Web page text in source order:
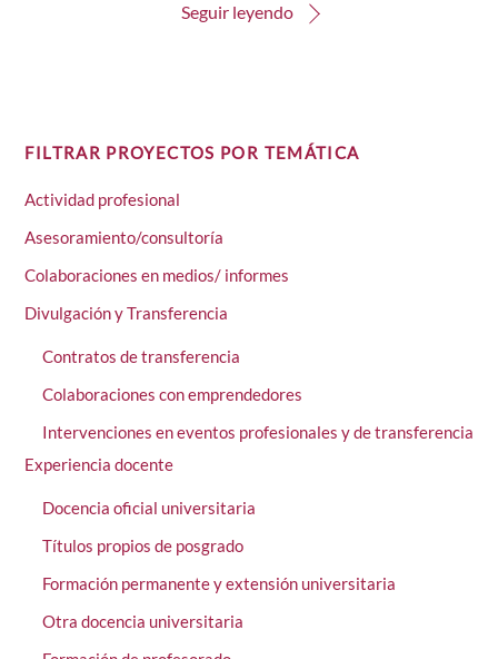
Seguir leyendo
FILTRAR PROYECTOS POR TEMÁTICA
Actividad profesional
Asesoramiento/consultoría
Colaboraciones en medios/ informes
Divulgación y Transferencia
Contratos de transferencia
Colaboraciones con emprendedores
Intervenciones en eventos profesionales y de transferencia
Experiencia docente
Docencia oficial universitaria
Títulos propios de posgrado
Formación permanente y extensión universitaria
Otra docencia universitaria